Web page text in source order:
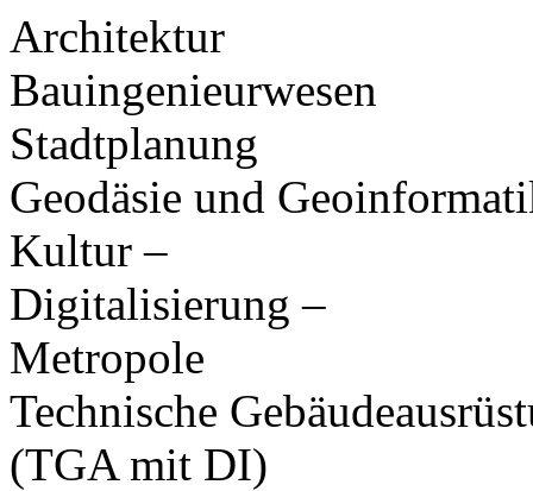
Architektur
Bauingenieurwesen
Stadtplanung
Geodäsie und
Kultur –
Digitalisierung –
Metropole
Technische
(TGA mit DI)